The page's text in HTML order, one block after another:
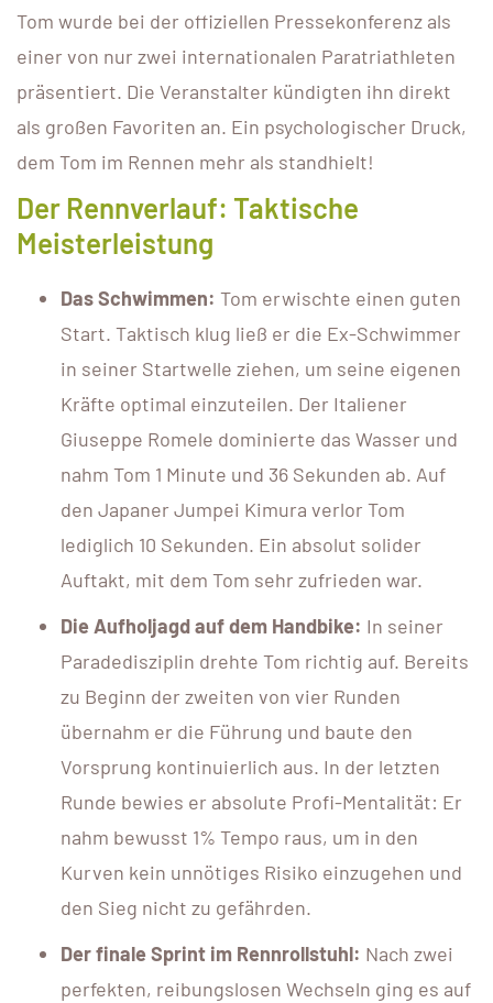
Tom wurde bei der offiziellen Pressekonferenz als
einer von nur zwei internationalen Paratriathleten
präsentiert. Die Veranstalter kündigten ihn direkt
als großen Favoriten an. Ein psychologischer Druck,
dem Tom im Rennen mehr als standhielt!
Der Rennverlauf: Taktische
Meisterleistung
Das Schwimmen: Tom erwischte einen guten
Start. Taktisch klug ließ er die Ex-Schwimmer
in seiner Startwelle ziehen, um seine eigenen
Kräfte optimal einzuteilen. Der Italiener
Giuseppe Romele dominierte das Wasser und
nahm Tom 1 Minute und 36 Sekunden ab. Auf
den Japaner Jumpei Kimura verlor Tom
lediglich 10 Sekunden. Ein absolut solider
Auftakt, mit dem Tom sehr zufrieden war.
Die Aufholjagd auf dem Handbike: In seiner
Paradedisziplin drehte Tom richtig auf. Bereits
zu Beginn der zweiten von vier Runden
übernahm er die Führung und baute den
Vorsprung kontinuierlich aus. In der letzten
Runde bewies er absolute Profi-Mentalität: Er
nahm bewusst 1% Tempo raus, um in den
Kurven kein unnötiges Risiko einzugehen und
den Sieg nicht zu gefährden.
Der finale Sprint im Rennrollstuhl: Nach zwei
perfekten, reibungslosen Wechseln ging es auf